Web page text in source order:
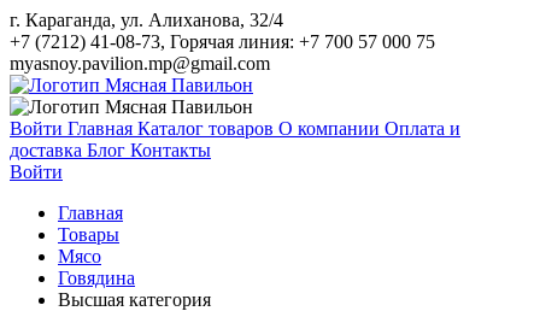
г. Караганда, ул. Алиханова, 32/4
+7 (7212) 41-08-73, Горячая линия: +7 700 57 000 75
myasnoy.pavilion.mp@gmail.com
Войти Главная Каталог товаров О компании Оплата и
доставка Блог Контакты
Войти
Главная
Товары
Мясо
Говядина
Высшая категория